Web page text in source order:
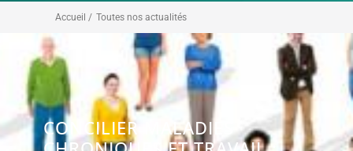
Accueil / Toutes nos actualités
CONCILIER MALADIES